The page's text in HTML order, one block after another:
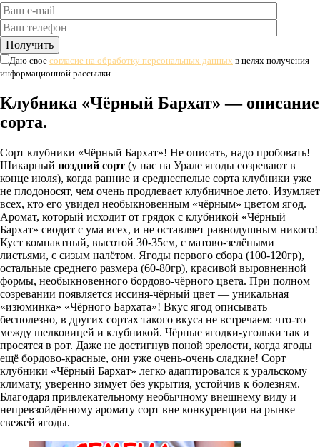
Даю свое согласие на обработку персональных данных в целях получения
информационной рассылки
Клубника «Чёрный Бархат» — описание
сорта.
Сорт клубники «Чёрный Бархат»! Не описать, надо пробовать!
Шикарный поздний сорт (у нас на Урале ягоды созревают в
конце июля), когда ранние и среднеспелые сорта клубники уже
не плодоносят, чем очень продлевает клубничное лето. Изумляет
всех, кто его увидел необыкновенным «чёрным» цветом ягод.
Аромат, который исходит от грядок с клубникой «Чёрный
Бархат» сводит с ума всех, и не оставляет равнодушным никого!
Куст компактный, высотой 30-35см, с матово-зелёными
листьями, с сизым налётом. Ягоды первого сбора (100-120гр),
остальные среднего размера (60-80гр), красивой выровненной
формы, необыкновенного бордово-чёрного цвета. При полном
созревании появляется иссиня-чёрный цвет — уникальная
«изюминка» «Чёрного Бархата»! Вкус ягод описывать
бесполезно, в других сортах такого вкуса не встречаем: что-то
между шелковицей и клубникой. Чёрные ягодки-угольки так и
просятся в рот. Даже не достигнув поной зрелости, когда ягоды
ещё бордово-красные, они уже очень-очень сладкие! Сорт
клубники «Чёрный Бархат» легко адаптировался к уральскому
климату, уверенно зимует без укрытия, устойчив к болезням.
Благодаря привлекательному необычному внешнему виду и
непревзойдённому аромату сорт вне конкуренции на рынке
свежей ягоды.